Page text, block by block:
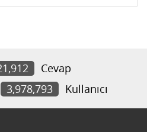
Cevap
3,978,793 Kullanıcı